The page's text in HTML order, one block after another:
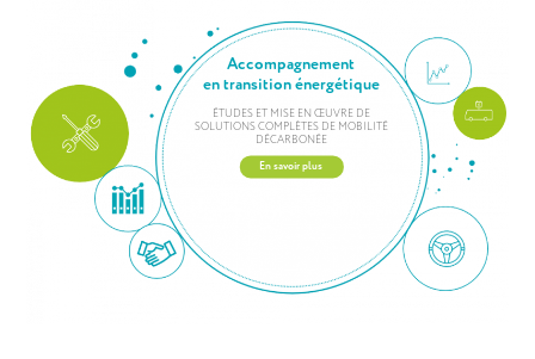
Accompagnement
en transition énergétique
ÉTUDES ET MISE EN ŒUVRE DE
SOLUTIONS COMPLÈTES DE MOBILITÉ
DÉCARBONÉE
En savoir plus